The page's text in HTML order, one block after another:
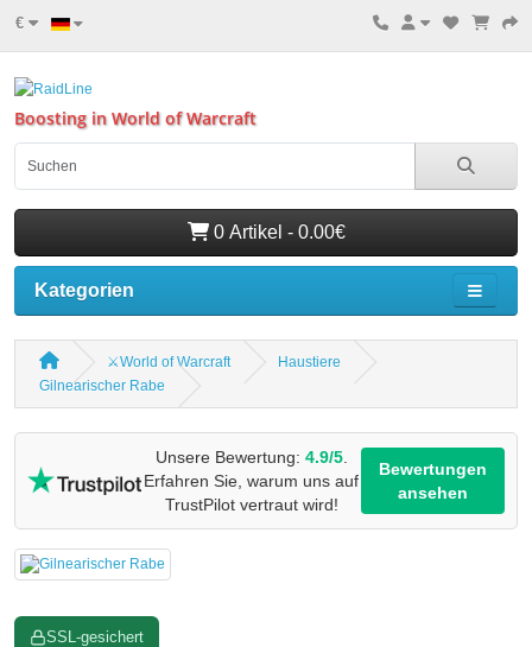
€
Boosting in World of Warcraft
0 Artikel - 0.00€
Kategorien
⚔️World of Warcraft
Haustiere
Gilnearischer Rabe
Unsere Bewertung: 4.9/5.
Erfahren Sie, warum uns auf
TrustPilot vertraut wird!
Bewertungen
ansehen
SSL-gesichert